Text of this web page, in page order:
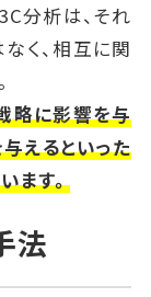
分析は、それ
く、相互に関
略に影響を与
えるといった
ます。
法